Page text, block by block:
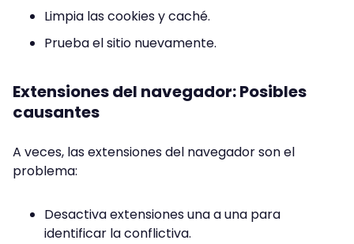
Limpia las cookies y caché.
Prueba el sitio nuevamente.
Extensiones del navegador: Posibles
causantes
A veces, las extensiones del navegador son el
problema:
Desactiva extensiones una a una para
identificar la conflictiva.